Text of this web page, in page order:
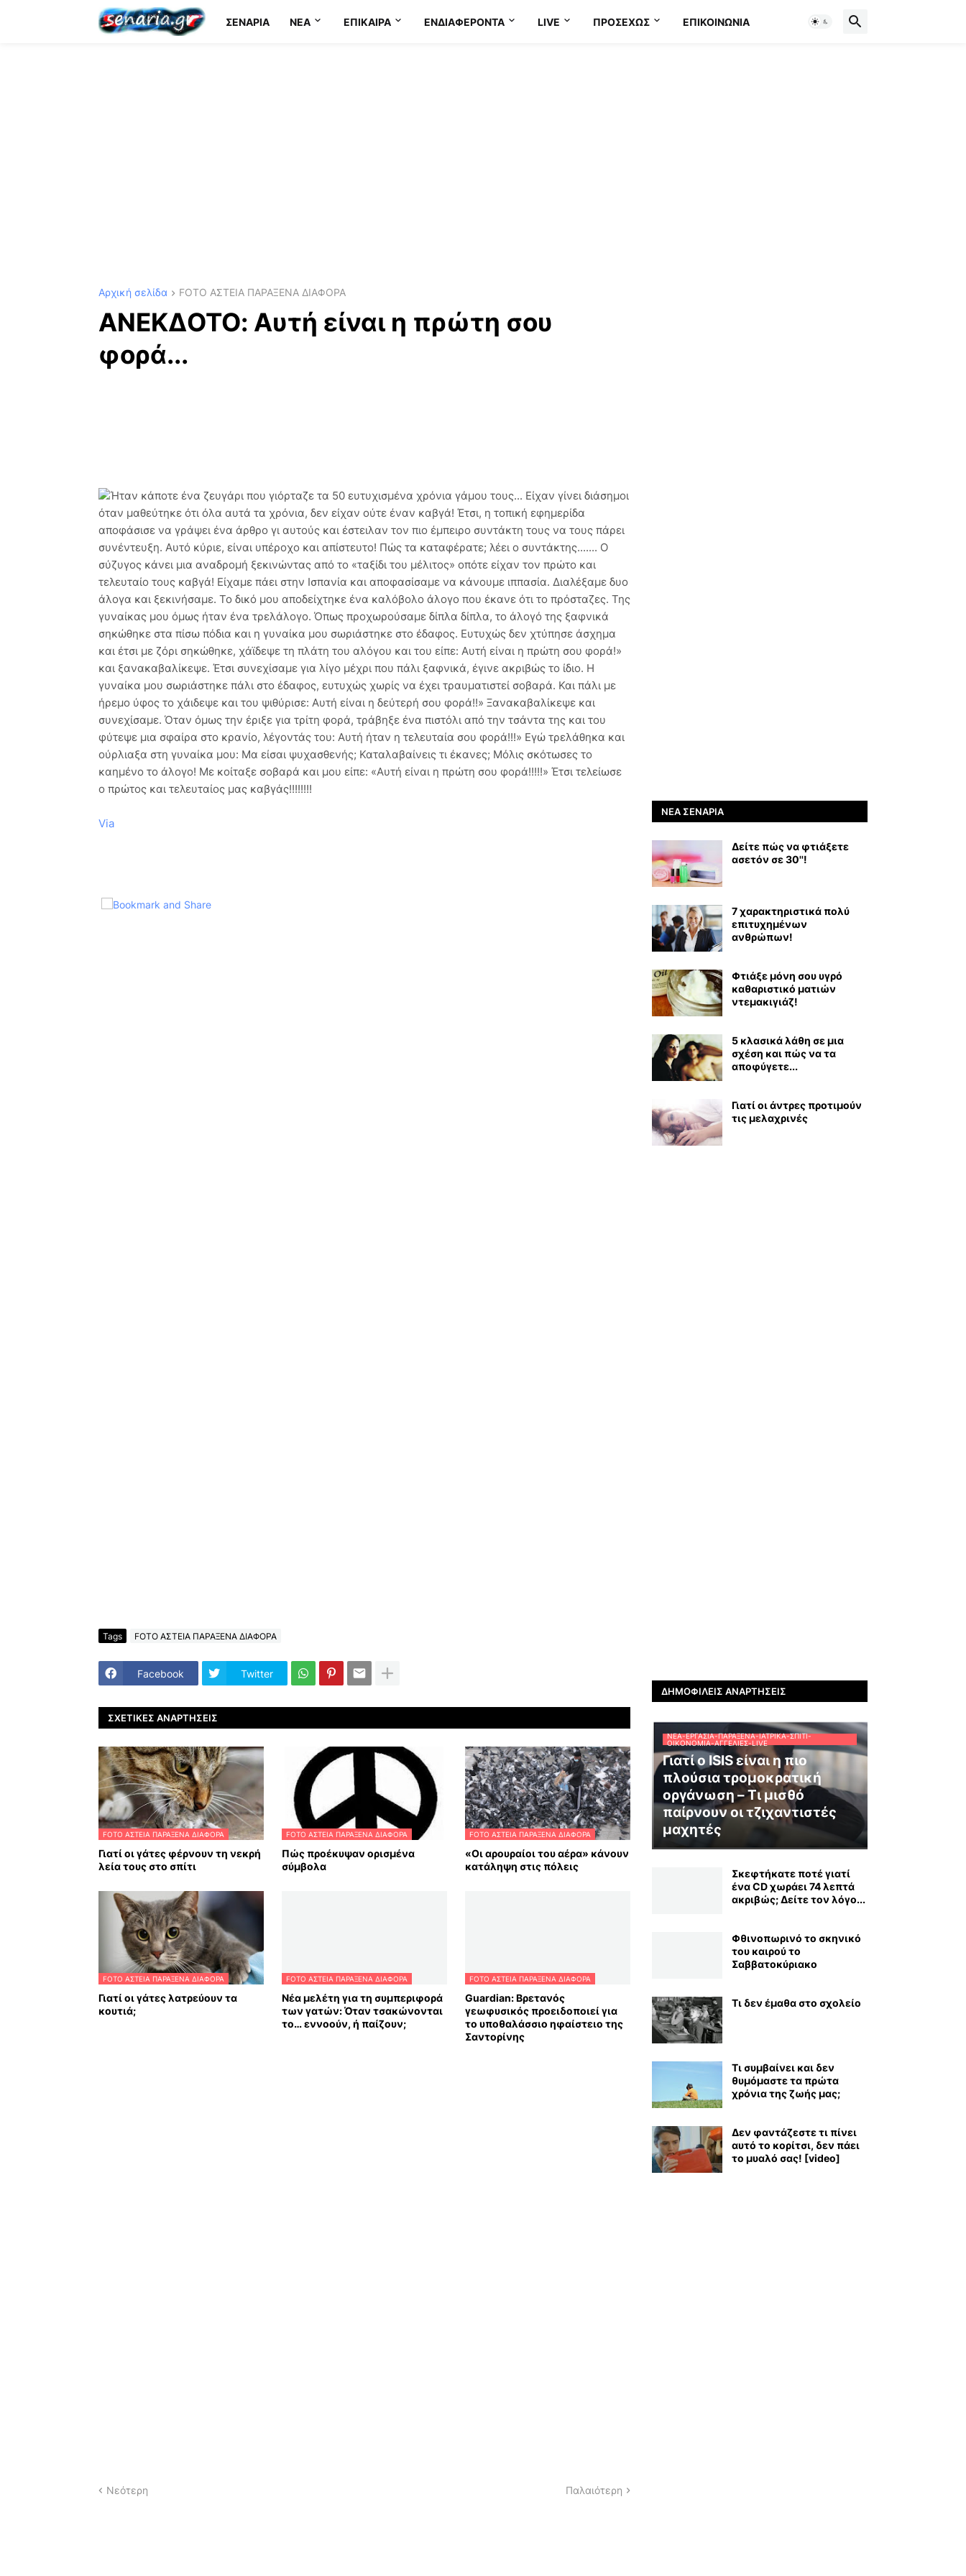
ΣΕΝΆΡΙΑ NEA ΕΠΊΚΑΙΡΑ ΕΝΔΙΑΦΈΡΟΝΤΑ LIVE ΠΡΟΣΕΧΩΣ ΕΠΙΚΟΙΝΩΝΊΑ
Αρχική σελίδα FOTO ΑΣΤΕΙΑ ΠΑΡΑΞΕΝΑ ΔΙΑΦΟΡΑ
ANEKΔΟΤΟ: Αυτή είναι η πρώτη σου
φορά...
Ήταν κάποτε ένα ζευγάρι που γιόρταζε τα 50 ευτυχισμένα χρόνια γάμου τους... Είχαν γίνει διάσημοι
όταν μαθεύτηκε ότι όλα αυτά τα χρόνια, δεν είχαν ούτε έναν καβγά! Έτσι, η τοπική εφημερίδα
αποφάσισε να γράψει ένα άρθρο γι αυτούς και έστειλαν τον πιο έμπειρο συντάκτη τους να τους πάρει
συνέντευξη. Αυτό κύριε, είναι υπέροχο και απίστευτο! Πώς τα καταφέρατε; λέει ο συντάκτης....... Ο
σύζυγος κάνει μια αναδρομή ξεκινώντας από το «ταξίδι του μέλιτος» οπότε είχαν τον πρώτο και
τελευταίο τους καβγά! Είχαμε πάει στην Ισπανία και αποφασίσαμε να κάνουμε ιππασία. Διαλέξαμε δυο
άλογα και ξεκινήσαμε. Το δικό μου αποδείχτηκε ένα καλόβολο άλογο που έκανε ότι το πρόσταζες. Της
γυναίκας μου όμως ήταν ένα τρελάλογο. Όπως προχωρούσαμε δίπλα δίπλα, το άλογό της ξαφνικά
σηκώθηκε στα πίσω πόδια και η γυναίκα μου σωριάστηκε στο έδαφος. Ευτυχώς δεν χτύπησε άσχημα
και έτσι με ζόρι σηκώθηκε, χάϊδεψε τη πλάτη του αλόγου και του είπε: Αυτή είναι η πρώτη σου φορά!»
και ξανακαβαλίκεψε. Έτσι συνεχίσαμε για λίγο μέχρι που πάλι ξαφνικά, έγινε ακριβώς το ίδιο. Η
γυναίκα μου σωριάστηκε πάλι στο έδαφος, ευτυχώς χωρίς να έχει τραυματιστεί σοβαρά. Και πάλι με
ήρεμο ύφος το χάιδεψε και του ψιθύρισε: Αυτή είναι η δεύτερή σου φορά!!» Ξανακαβαλίκεψε και
συνεχίσαμε. Όταν όμως την έριξε για τρίτη φορά, τράβηξε ένα πιστόλι από την τσάντα της και του
φύτεψε μια σφαίρα στο κρανίο, λέγοντάς του: Αυτή ήταν η τελευταία σου φορά!!!» Εγώ τρελάθηκα και
ούρλιαξα στη γυναίκα μου: Μα είσαι ψυχασθενής; Καταλαβαίνεις τι έκανες; Μόλις σκότωσες το
καημένο το άλογο! Με κοίταξε σοβαρά και μου είπε: «Αυτή είναι η πρώτη σου φορά!!!!!» Έτσι τελείωσε
ο πρώτος και τελευταίος μας καβγάς!!!!!!!!
Via
Tags FOTO ΑΣΤΕΙΑ ΠΑΡΑΞΕΝΑ ΔΙΑΦΟΡΑ
Facebook Twitter
ΣΧΕΤΙΚΈΣ ΑΝΑΡΤΉΣΕΙΣ
FOTO ΑΣΤΕΙΑ ΠΑΡΑΞΕΝΑ ΔΙΑΦΟΡΑ
Γιατί οι γάτες φέρνουν τη νεκρή
λεία τους στο σπίτι
FOTO ΑΣΤΕΙΑ ΠΑΡΑΞΕΝΑ ΔΙΑΦΟΡΑ
Πώς προέκυψαν ορισμένα
σύμβολα
FOTO ΑΣΤΕΙΑ ΠΑΡΑΞΕΝΑ ΔΙΑΦΟΡΑ
«Οι αρουραίοι του αέρα» κάνουν
κατάληψη στις πόλεις
FOTO ΑΣΤΕΙΑ ΠΑΡΑΞΕΝΑ ΔΙΑΦΟΡΑ
Γιατί οι γάτες λατρεύουν τα
κουτιά;
FOTO ΑΣΤΕΙΑ ΠΑΡΑΞΕΝΑ ΔΙΑΦΟΡΑ
Νέα μελέτη για τη συμπεριφορά
των γατών: Όταν τσακώνονται
το… εννοούν, ή παίζουν;
FOTO ΑΣΤΕΙΑ ΠΑΡΑΞΕΝΑ ΔΙΑΦΟΡΑ
Guardian: Βρετανός
γεωφυσικός προειδοποιεί για
το υποθαλάσσιο ηφαίστειο της
Σαντορίνης
Νεότερη Παλαιότερη
ΝΈΑ ΣΕΝΆΡΙΑ
Δείτε πώς να φτιάξετε
ασετόν σε 30''!
7 χαρακτηριστικά πολύ
επιτυχημένων
ανθρώπων!
Φτιάξε μόνη σου υγρό
καθαριστικό ματιών
ντεμακιγιάζ!
5 κλασικά λάθη σε μια
σχέση και πώς να τα
αποφύγετε...
Γιατί οι άντρες προτιμούν
τις μελαχρινές
ΔΗΜΟΦΙΛΕΊΣ ΑΝΑΡΤΉΣΕΙΣ
ΝΈΑ-ΕΡΓΑΣΊΑ-ΠΑΡΆΞΕΝΑ-ΙΑΤΡΙΚΆ-ΣΠΊΤΙ-
ΟΙΚΟΝΟΜΊΑ-ΑΓΓΕΛΊΕΣ-LIVE
Γιατί ο ISIS είναι η πιο
πλούσια τρομοκρατική
οργάνωση – Τι μισθό
παίρνουν οι τζιχαντιστές
μαχητές
Σκεφτήκατε ποτέ γιατί
ένα CD χωράει 74 λεπτά
ακριβώς; Δείτε τον λόγο...
Φθινοπωρινό το σκηνικό
του καιρού το
Σαββατοκύριακο
Τι δεν έμαθα στο σχολείο
Τι συμβαίνει και δεν
θυμόμαστε τα πρώτα
χρόνια της ζωής μας;
Δεν φαντάζεστε τι πίνει
αυτό το κορίτσι, δεν πάει
το μυαλό σας! [video]